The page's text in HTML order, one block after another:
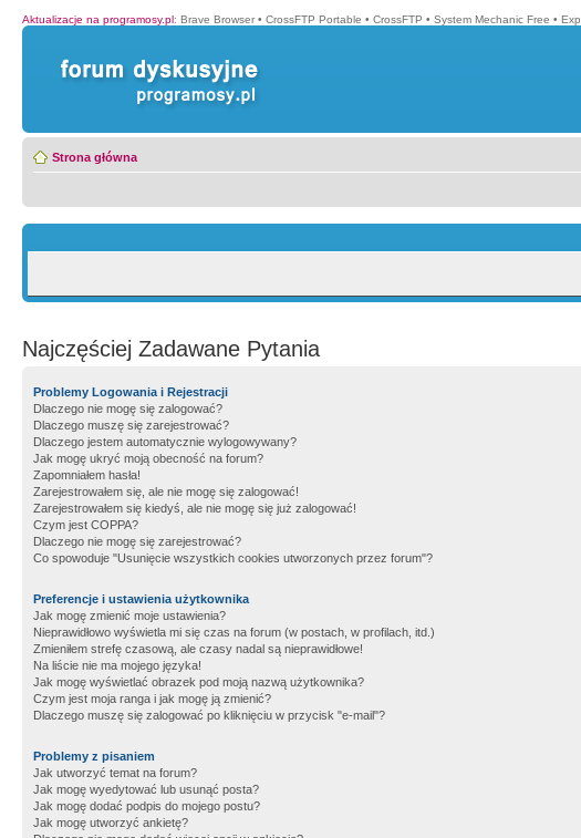
Aktualizacje na programosy.pl: Brave Browser • CrossFTP Portable • CrossFTP • System Mechanic Free •
Strona główna
Najczęściej Zadawane Pytania
Problemy Logowania i Rejestracji
Dlaczego nie mogę się zalogować?
Dlaczego muszę się zarejestrować?
Dlaczego jestem automatycznie wylogowywany?
Jak mogę ukryć moją obecność na forum?
Zapomniałem hasła!
Zarejestrowałem się, ale nie mogę się zalogować!
Zarejestrowałem się kiedyś, ale nie mogę się już zalogować!
Czym jest COPPA?
Dlaczego nie mogę się zarejestrować?
Co spowoduje "Usunięcie wszystkich cookies utworzonych przez forum"?
Preferencje i ustawienia użytkownika
Jak mogę zmienić moje ustawienia?
Nieprawidłowo wyświetla mi się czas na forum (w postach, w profilach, itd.)
Zmieniłem strefę czasową, ale czasy nadal są nieprawidłowe!
Na liście nie ma mojego języka!
Jak mogę wyświetlać obrazek pod moją nazwą użytkownika?
Czym jest moja ranga i jak mogę ją zmienić?
Dlaczego muszę się zalogować po kliknięciu w przycisk "e-mail"?
Problemy z pisaniem
Jak utworzyć temat na forum?
Jak mogę wyedytować lub usunąć posta?
Jak mogę dodać podpis do mojego postu?
Jak mogę utworzyć ankietę?